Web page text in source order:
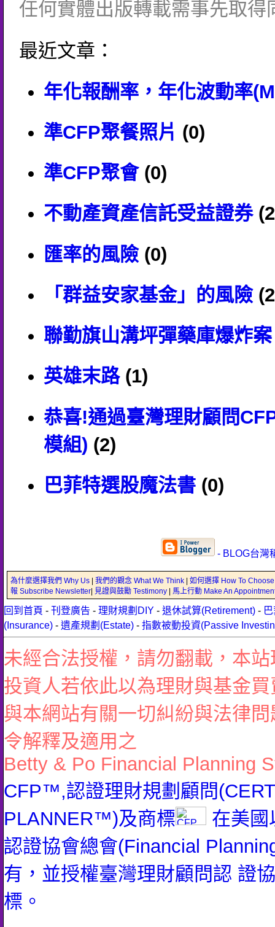
任何實體出版轉載需事先取得
最近文章：
年化報酬率，年化波動率
準CFP聚餐照片 (0)
準CFP聚會(0)
不動產資產信託受益證券
匯率的風險(0)
「群益安家基金」的風險
聯勤旗山溝坪彈藥庫爆炸案
英雄末路(1)
恭喜!通過臺灣理財顧問
模組) (2)
巴菲特選股魔法書 (0)
- BLOG台灣
為什麼選擇我們 Why Us 我們的觀念 What We Think 如何選擇 How To Choose
報 Subscribe Newsletter 見證與鼓勵 Testimony 馬上行動 Make An
回到首頁 - 刊登廣告 - 理財規劃DIY - 退休試算(Retirement) -
(Insurance) - 遺產規劃(Estate) - 指數被動投資(Passive
未經合法授權，請勿翻載，本
投資人若依此以為理財與基金
與本網站有關一切糾紛與法律
令解釋及適用之
Betty & Po Financial Planning
CFP™,認證理財規劃顧問
PLANNER™)及商標
在美國
認證協會總會(Financial
有，並授權臺灣理財顧問認 證
標。